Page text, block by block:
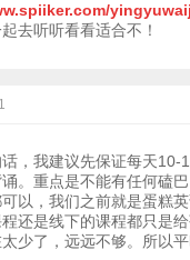
去听听看看适合不！
，我建议先保证每天10-
。重点是不能有任何磕
以，我们之前就是蛋糕
还是线下的课程都只是
少了，远远不够。所以